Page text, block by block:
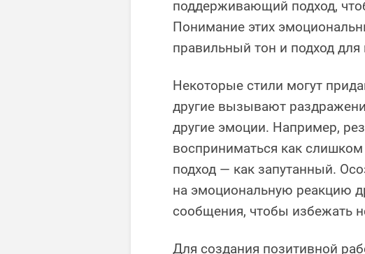
поддерживающий подход,
Понимание этих
правильный тон и подход для
Некоторые стили могут
другие вызывают
другие эмоции. Например,
восприниматься как
подход — как запутанный.
на эмоциональную реакцию
сообщения, чтобы избежать
Для создания позитивной